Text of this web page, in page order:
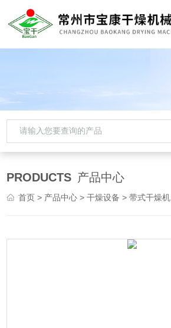
PRODUCTS 产品中心
首页 > 产品中心 >干燥设备 >带式干燥机